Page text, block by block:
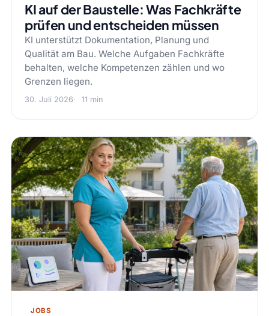
KI auf der Baustelle: Was Fachkräfte
prüfen und entscheiden müssen
KI unterstützt Dokumentation, Planung und
Qualität am Bau. Welche Aufgaben Fachkräfte
behalten, welche Kompetenzen zählen und wo
Grenzen liegen.
30. Juli 2026 11 min
JOBS